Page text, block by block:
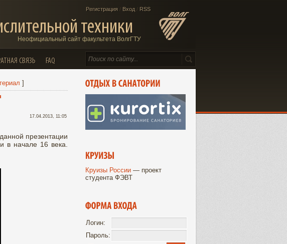
Регистрация / Вход / RSS
техники
Неофициальный сайт факультета ВолгГТУ
СВЯЗЬ FAQ
]
17.04.2013, 11:05
презентации
в начале 16 века.
Круизы России — проект
студента ФЭВТ
Логин:
Пароль: